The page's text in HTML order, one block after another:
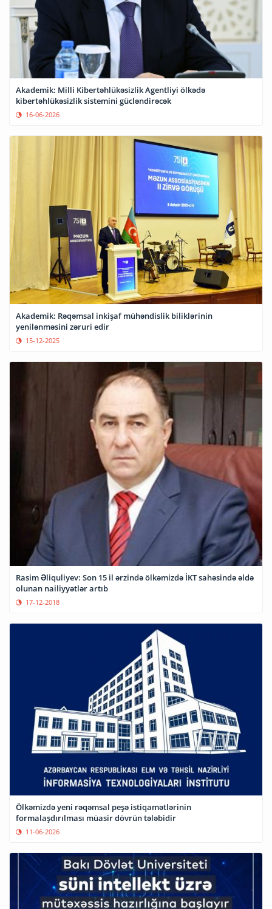
Akademik: Milli Kibertəhlükəsizlik Agentliyi ölkədə
kibertəhlükəsizlik sistemini gücləndirəcək
16-06-2026
Akademik: Rəqəmsal inkişaf mühəndislik biliklərinin
yenilənməsini zəruri edir
15-12-2025
Rasim Əliquliyev: Son 15 il ərzində ölkəmizdə İKT sahəsində əldə
olunan nailiyyətlər artıb
17-12-2018
Ölkəmizdə yeni rəqəmsal peşə istiqamətlərinin
formalaşdırılması müasir dövrün tələbidir
11-06-2026